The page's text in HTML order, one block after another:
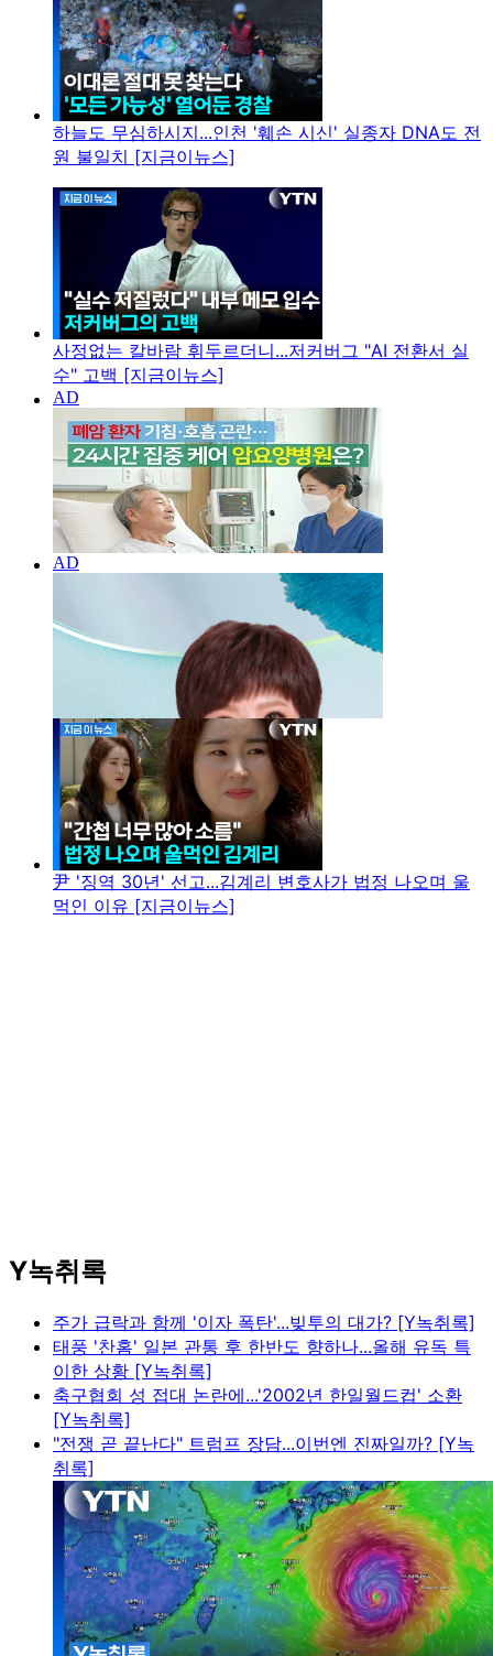
하늘도 무심하시지...인천 '훼손 시신' 실종자 DNA도 전
원 불일치 [지금이뉴스]
사정없는 칼바람 휘두르더니...저커버그 "AI 전환서 실
수" 고백 [지금이뉴스]
尹 '징역 30년' 선고...김계리 변호사가 법정 나오며 울
먹인 이유 [지금이뉴스]
Y녹취록
주가 급락과 함께 '이자 폭탄'...빚투의 대가? [Y녹취록]
태풍 '찬홈' 일본 관통 후 한반도 향하나...올해 유독 특
이한 상황 [Y녹취록]
축구협회 성 접대 논란에...'2002년 한일월드컵' 소환
[Y녹취록]
"전쟁 곧 끝난다" 트럼프 장담...이번엔 진짜일까? [Y녹
취록]